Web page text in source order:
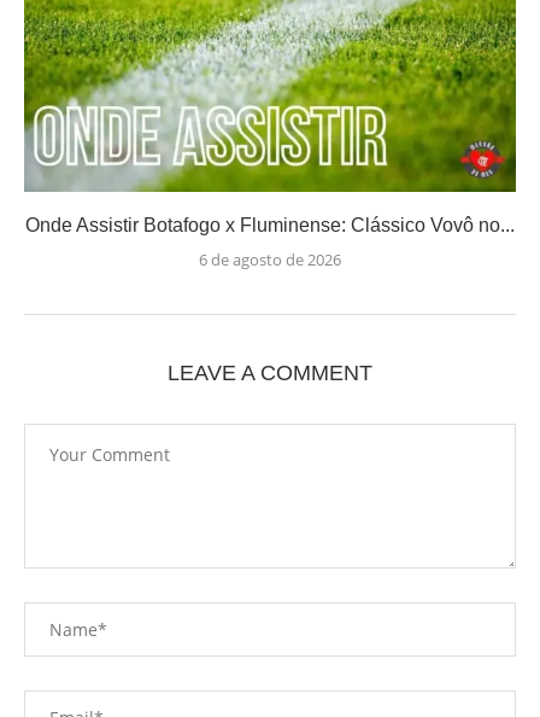
Onde Assistir Botafogo x Fluminense: Clássico Vovô no...
6 de agosto de 2026
LEAVE A COMMENT